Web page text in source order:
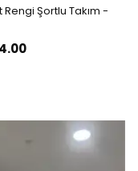
Rengi Şortlu Takım -